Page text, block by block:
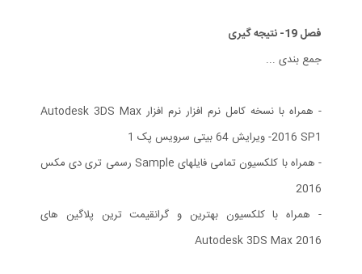
فصل 19- نتیجه گیری
جمع بندی ...
- همراه با نسخه کامل نرم افزار نرم افزار Autodesk 3DS Max
2016 SP1- ویرایش 64 بیتی سرویس پک 1
- همراه با کلکسیون تمامی فایلهای Sample رسمی تری دی مکس
2016
- همراه با کلکسیون بهترین و گرانقیمت ترین پلاگین های
Autodesk 3DS Max 2016